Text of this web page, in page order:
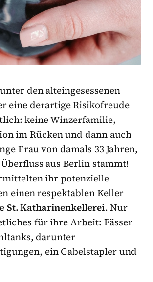
den alteingesessenen
eine derartige Risikofreude
keine Winzerfamilie,
im Rücken und dann auch
Frau von damals 33 Jahren,
aus Berlin stammt!
ihr potenzielle
einen respektablen Keller
St. Katharinenkellerei. Nur
für ihre Arbeit: Fässer
darunter
ein Gabelstapler und